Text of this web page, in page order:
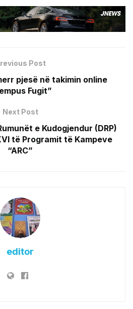
Post
pjesë në takimin online
Fugit”
Next Post
e Kudogjendur (DRP)
të Programit të Kampeve
“ARC”
editor